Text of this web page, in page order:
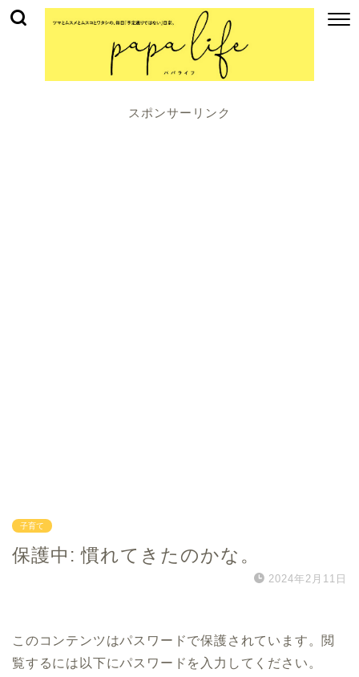
スポンサーリンク
子育て
保護中: 慣れてきたのかな。
2024年2月11日
このコンテンツはパスワードで保護されています。閲
覧するには以下にパスワードを入力してください。